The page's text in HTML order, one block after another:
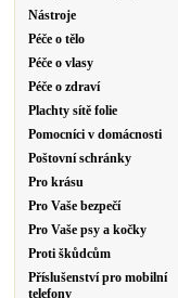
Nástroje
Péče o tělo
Péče o vlasy
Péče o zdraví
Plachty sítě folie
Pomocníci v domácnosti
Poštovní schránky
Pro krásu
Pro Vaše bezpečí
Pro Vaše psy a kočky
Proti škůdcům
Příslušenství pro mobilní
telefony